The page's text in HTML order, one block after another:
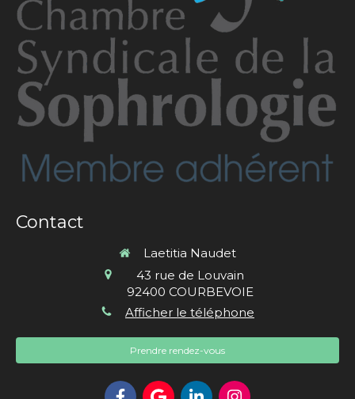
Contact
Laetitia Naudet
43 rue de Louvain
92400 COURBEVOIE
Afficher le téléphone
Prendre rendez-vous